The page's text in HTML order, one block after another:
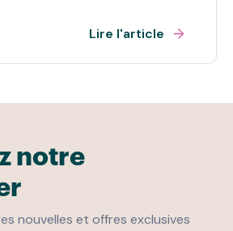
Lire l'article
notre
nouvelles et offres exclusives